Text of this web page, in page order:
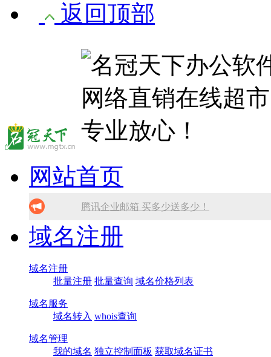
返回顶部
网站首页
腾讯企业邮箱 买多少送多少！
免备案虚拟主机，只需199元!
找人做网站/服务器维护！
SSL证书免费领！
域名注册
域名注册
批量注册 批量查询 域名价格列表
域名服务
域名转入 whois查询
域名管理
我的域名 独立控制面板 获取域名证书